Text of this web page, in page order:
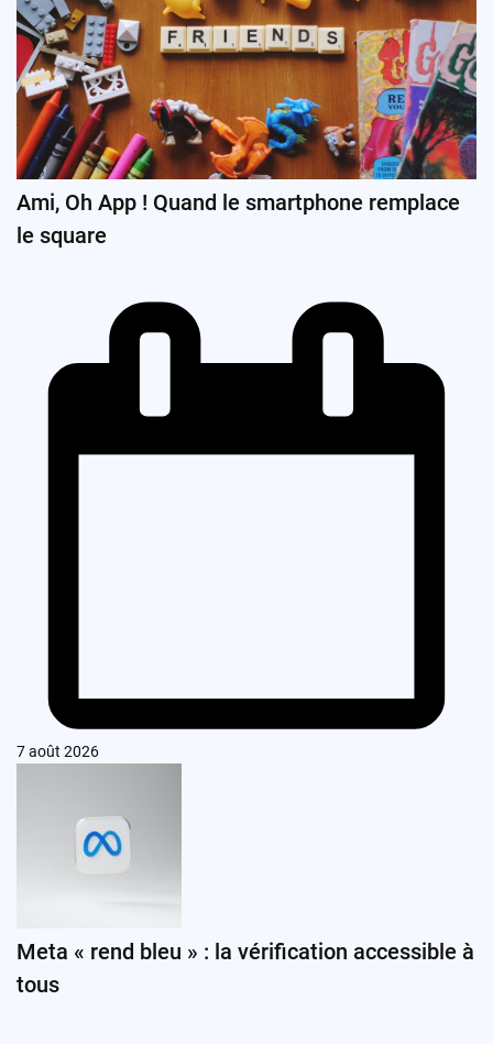
Ami, Oh App ! Quand le smartphone remplace
le square
7 août 2026
Meta « rend bleu » : la vérification accessible à
tous